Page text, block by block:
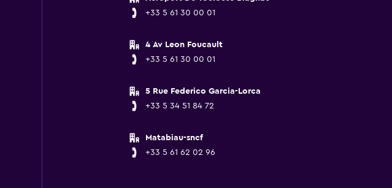
+33 5 61 30 00 01
4 Av Leon Foucault
+33 5 61 30 00 01
5 Rue Federico Garcia-Lorca
+33 5 34 51 84 72
Matabiau-sncf
+33 5 61 62 02 96